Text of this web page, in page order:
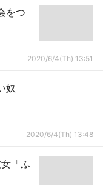
をつ
2020/6/4(Th) 13:51
奴
2020/6/4(Th) 13:48
「ふ